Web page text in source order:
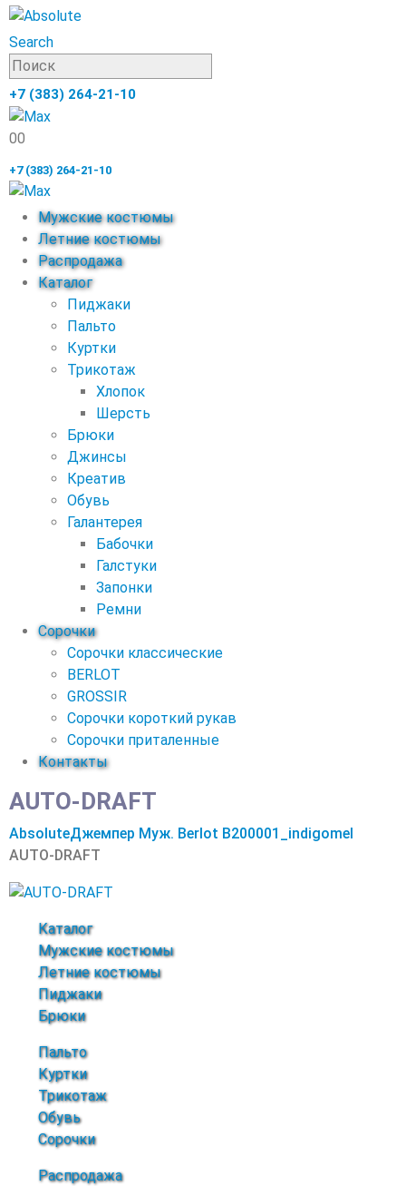
Search
+7 (383) 264-21-10
00
+7 (383) 264-21-10
Мужские костюмы
Летние костюмы
Распродажа
Каталог
Пиджаки
Пальто
Куртки
Трикотаж
Хлопок
Шерсть
Брюки
Джинсы
Креатив
Обувь
Галантерея
Бабочки
Галстуки
Запонки
Ремни
Сорочки
Сорочки классические
BERLOT
GROSSIR
Сорочки короткий рукав
Сорочки приталенные
Контакты
AUTO-DRAFT
AbsoluteДжемпер Муж. Berlot B200001_indigomel
AUTO-DRAFT
Каталог
Мужские костюмы
Летние костюмы
Пиджаки
Брюки
Пальто
Куртки
Трикотаж
Обувь
Сорочки
Распродажа